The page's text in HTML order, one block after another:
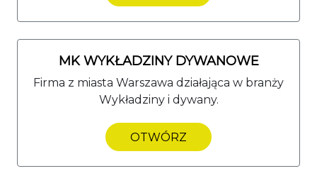
MK WYKŁADZINY DYWANOWE
Firma z miasta Warszawa działająca w branży
Wykładziny i dywany.
OTWÓRZ